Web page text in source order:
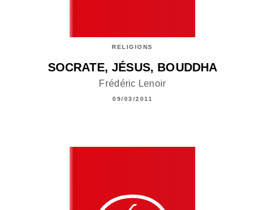
RELIGIONS
SOCRATE, JÉSUS, BOUDDHA
Frédéric Lenoir
09/03/2011